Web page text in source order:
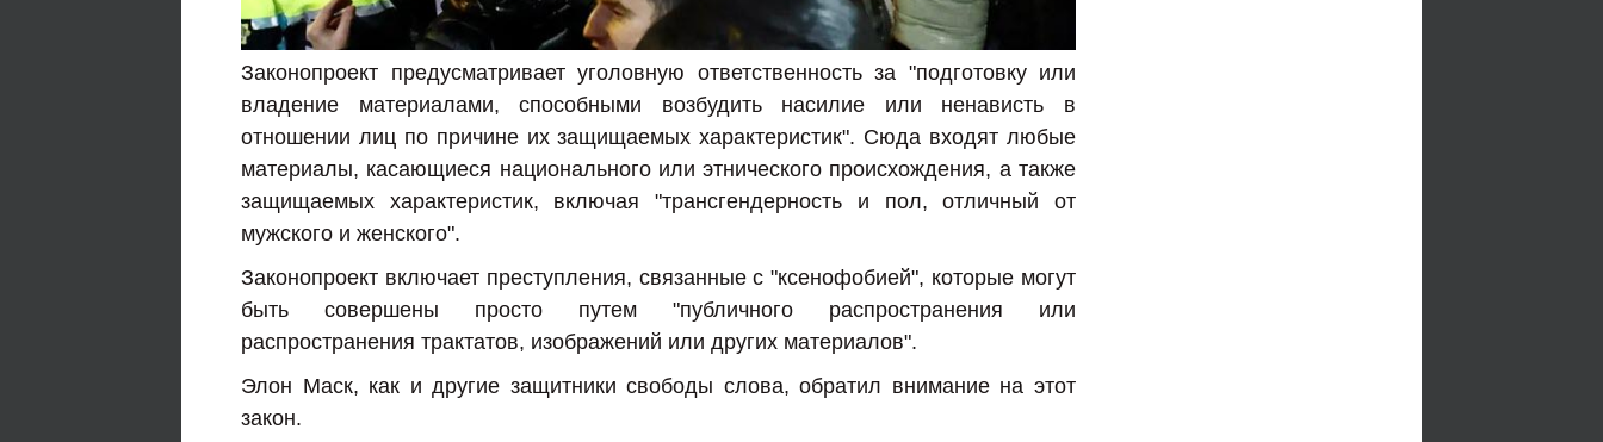
Законопроект предусматривает уголовную ответственность за "подготовку или
владение материалами, способными возбудить насилие или ненависть в
отношении лиц по причине их защищаемых характеристик". Сюда входят любые
материалы, касающиеся национального или этнического происхождения, а также
защищаемых характеристик, включая "трансгендерность и пол, отличный от
мужского и женского".
Законопроект включает преступления, связанные с "ксенофобией", которые могут
быть совершены просто путем "публичного распространения или
распространения трактатов, изображений или других материалов".
Элон Маск, как и другие защитники свободы слова, обратил внимание на этот
закон.